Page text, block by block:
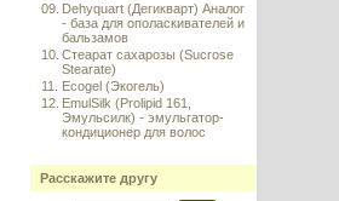
09. Dehyquart (Дегикварт) Аналог
- база для ополаскивателей и
бальзамов
10. Стеарат сахарозы (Sucrose
Stearate)
11.
Ecogel (Экогель)
12. EmulSilk (Prolipid 161,
Эмульсилк) - эмульгатор-
кондиционер для волос
Расскажите другу